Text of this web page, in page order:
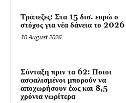
Τράπεζες: Στα 15 δισ. ευρώ ο
στόχος για νέα δάνεια το 2026
10 August 2026
Σύνταξη πριν τα 62: Ποιοι
ασφαλισμένοι μπορούν να
αποχωρήσουν έως και 8,5
χρόνια νωρίτερα